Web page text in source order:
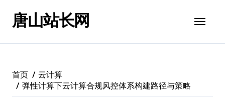
唐山站长网
首页
云计算
弹性计算下云计算合规风控体系构建路径与策略